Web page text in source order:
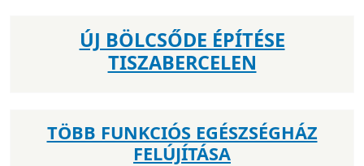
ÚJ BÖLCSŐDE ÉPÍTÉSE
TISZABERCELEN
TÖBB FUNKCIÓS EGÉSZSÉGHÁZ
FELÚJÍTÁSA